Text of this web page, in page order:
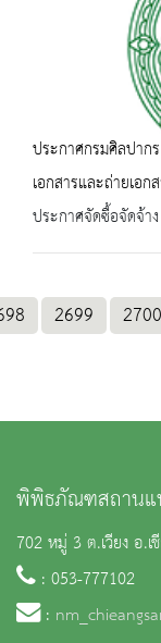
ประกาศกรมศิลปาก
เอกสารและถ่ายเอก
ประกาศจัดซื้อจัดจ้าง
2699 2700
พิพิธภัณฑสถานแ
702 หมู่ 3 ต.เวียง อ.เ
: 053-777102
: